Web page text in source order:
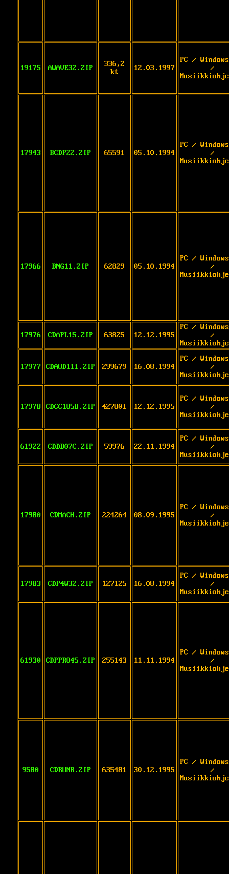
19175 AWAVE32.ZIP
336,2
kt
12.03.1997
PC /
/
17943 BCDP22.ZIP 65591 05.10.1994
PC /
/
17966 BNG11.ZIP 62829 05.10.1994
PC /
/
17976 CDAPL15.ZIP 63825 12.12.1995
PC /
/
17977 CDAUD111.ZIP 299679 16.08.1994
PC /
/
17978 CDCC185B.ZIP 427801 12.12.1995
PC /
/
61922 CDDB07C.ZIP 59976 22.11.1994
PC /
/
17980 CDMACH.ZIP 224264 08.09.1995
PC /
/
17983 CDP4W32.ZIP 127125 16.08.1994
PC /
/
61930 CDPPRO45.ZIP 255143 11.11.1994
PC /
/
9580 CDRUNR.ZIP 635481 30.12.1995
PC /
/